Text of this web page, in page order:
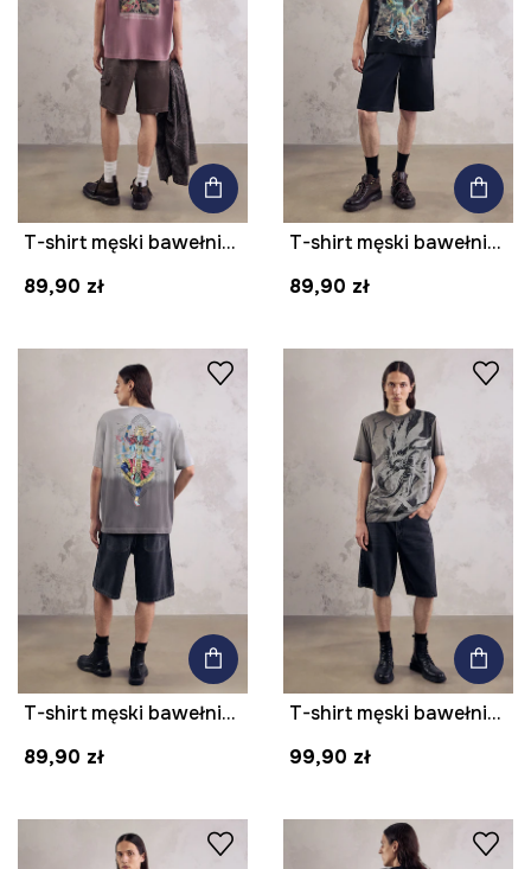
T-shirt męski bawełniany z nadrukiem z kolekcji Mythical Creatures
89,90 zł
T-shirt męski bawełniany z kolekcji Mythical Creatures
89,90 zł
T-shirt męski bawełniany z nadrukiem z kolekcji Mythical Creatures
89,90 zł
T-shirt męski bawełniany z kolekcji Mythical Creatures
99,90 zł